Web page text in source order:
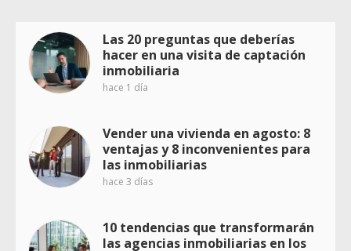
Las 20 preguntas que deberías
hacer en una visita de captación
inmobiliaria
hace 1 día
Vender una vivienda en agosto: 8
ventajas y 8 inconvenientes para
las inmobiliarias
hace 3 días
10 tendencias que transformarán
las agencias inmobiliarias en los